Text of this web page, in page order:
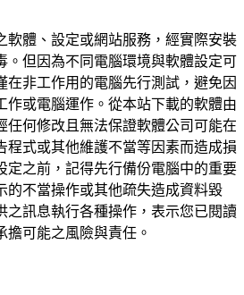
軟體、設定或網站服務，經實際安裝
。但因為不同電腦環境與軟體設定可
在非工作用的電腦先行測試，避免因
作或電腦運作。從本站下載的軟體由
任何修改且無法保證軟體公司可能在
程式或其他維護不當等因素而造成損
定之前，記得先行備份電腦中的重要
的不當操作或其他疏失造成資料毀
之訊息執行各種操作，表示您已閱讀
擔可能之風險與責任。